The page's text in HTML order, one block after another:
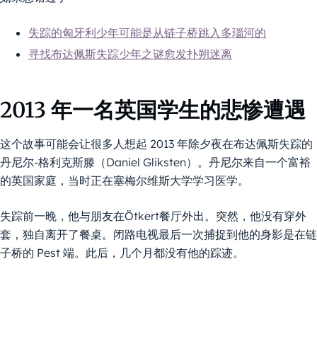
失踪的匈牙利少年可能是从链子桥跳入多瑙河的
寻找布达佩斯失踪少年之谜愈发扑朔迷离
2013 年一名英国学生的悲惨遭遇
这个故事可能会让很多人想起 2013 年除夕夜在布达佩斯失踪的
丹尼尔-格利克斯滕（Daniel Gliksten）。丹尼尔来自一个富裕
的英国家庭，当时正在塞梅尔维斯大学学习医学。
失踪前一晚，他与朋友在Ötkert餐厅外出。突然，他没有穿外
套，独自离开了餐桌。闭路电视最后一次捕捉到他的身影是在链
子桥的 Pest 端。此后，几个月都没有他的踪迹。